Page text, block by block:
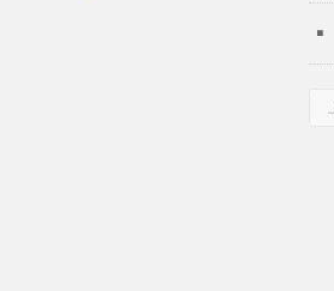
넷